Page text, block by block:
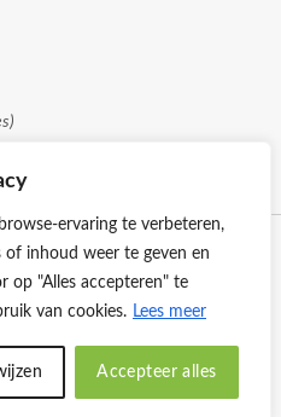
ervaring te verbeteren,
of inhoud weer te geven en
op "Alles accepteren" te
van cookies. Lees meer
Accepteer alles